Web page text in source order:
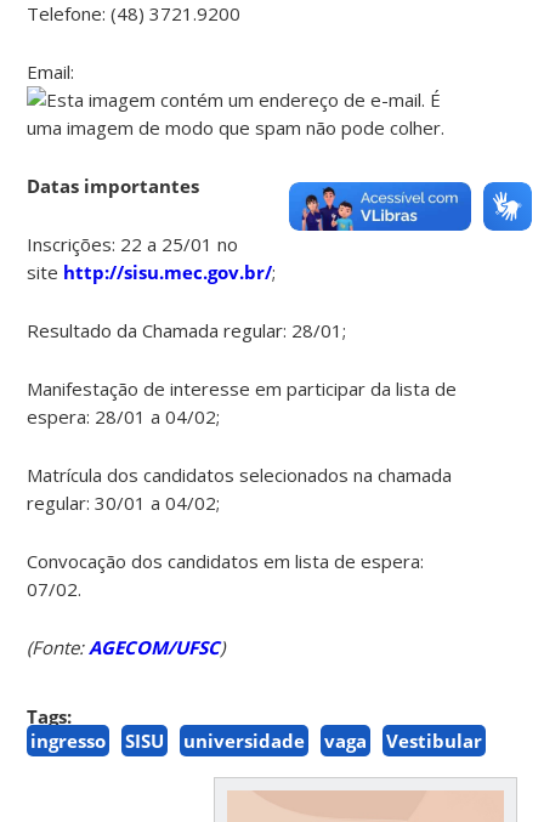
Telefone: (48) 3721.9200
Email:
Datas importantes
Inscrições: 22 a 25/01 no
site http://sisu.mec.gov.br/;
Resultado da Chamada regular: 28/01;
Manifestação de interesse em participar da lista de
espera: 28/01 a 04/02;
Matrícula dos candidatos selecionados na chamada
regular: 30/01 a 04/02;
Convocação dos candidatos em lista de espera:
07/02.
(Fonte:AGECOM/UFSC)
Tags:
ingresso
SISU universidade vaga Vestibular